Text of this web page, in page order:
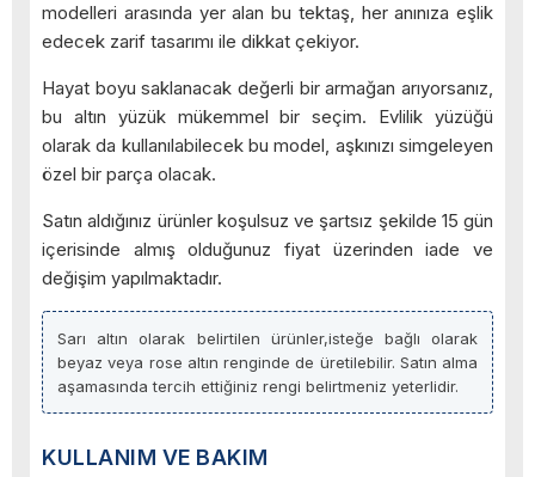
modelleri arasında yer alan bu tektaş, her anınıza eşlik
edecek zarif tasarımı ile dikkat çekiyor.
Hayat boyu saklanacak değerli bir armağan arıyorsanız,
bu altın yüzük mükemmel bir seçim. Evlilik yüzüğü
olarak da kullanılabilecek bu model, aşkınızı simgeleyen
özel bir parça olacak.
Satın aldığınız ürünler koşulsuz ve şartsız şekilde 15 gün
içerisinde almış olduğunuz fiyat üzerinden iade ve
değişim yapılmaktadır.
Sarı altın olarak belirtilen ürünler,isteğe bağlı olarak
beyaz veya rose altın renginde de üretilebilir. Satın alma
aşamasında tercih ettiğiniz rengi belirtmeniz yeterlidir.
KULLANIM VE BAKIM